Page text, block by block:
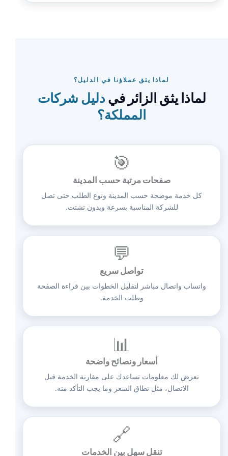
لماذا يثق عملاؤنا في الدليل؟
لماذا يثق الزائر فيدليل شركات
المملكة؟
🎯
صفحات مرتبة حسب المدينة
كل خدمة موضحة حسب المدينة ونوع الطلب حتى تصل
للشركة المناسبة بسرعة وبدون تشتت.
💬
تواصل سريع
واتساب واتصال مباشر لتقليل الخطوات بين قراءة الصفحة
وطلب الخدمة.
📊
أسعار ونصائح واضحة
نعرض لك معلومات تساعدك على مقارنة الخدمة قبل
الاتصال، مثل نطاق السعر وما يجب التأكد منه.
🔗
تنقل سهل بين الخدمات